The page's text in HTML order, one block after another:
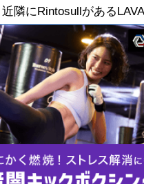
隣にRintosullがある